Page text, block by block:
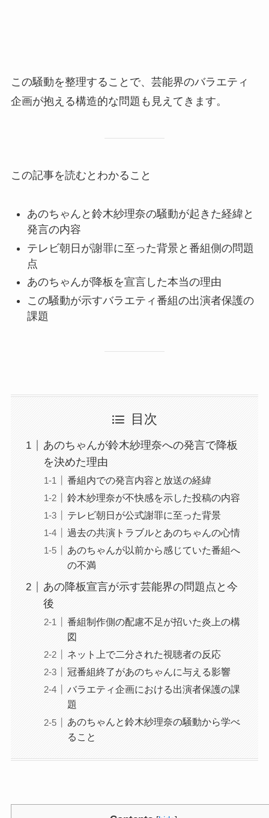
この騒動を整理することで、芸能界のバラエティ
企画が抱える構造的な問題も見えてきます。
この記事を読むとわかること
あのちゃんと鈴木紗理奈の騒動が起きた経緯と
発言の内容
テレビ朝日が謝罪に至った背景と番組側の問題
点
あのちゃんが降板を宣言した本当の理由
この騒動が示すバラエティ番組の出演者保護の
課題
目次
あのちゃんが鈴木紗理奈への発言で降板
を決めた理由
番組内での発言内容と放送の経緯
鈴木紗理奈が不快感を示した投稿の内容
テレビ朝日が公式謝罪に至った背景
過去の共演トラブルとあのちゃんの心情
あのちゃんが以前から感じていた番組へ
の不満
あの降板宣言が示す芸能界の問題点と今
後
番組制作側の配慮不足が招いた炎上の構
図
ネット上で二分された視聴者の反応
冠番組終了があのちゃんに与える影響
バラエティ企画における出演者保護の課
題
あのちゃんと鈴木紗理奈の騒動から学べ
ること